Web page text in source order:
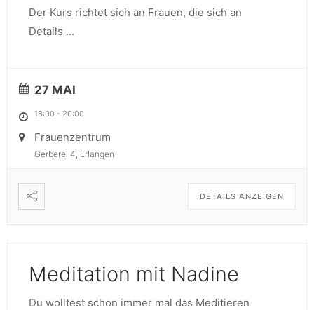
Der Kurs richtet sich an Frauen, die sich an
Details ...
27 MAI
18:00 - 20:00
Frauenzentrum
Gerberei 4, Erlangen
DETAILS ANZEIGEN
Meditation mit Nadine
Du wolltest schon immer mal das Meditieren